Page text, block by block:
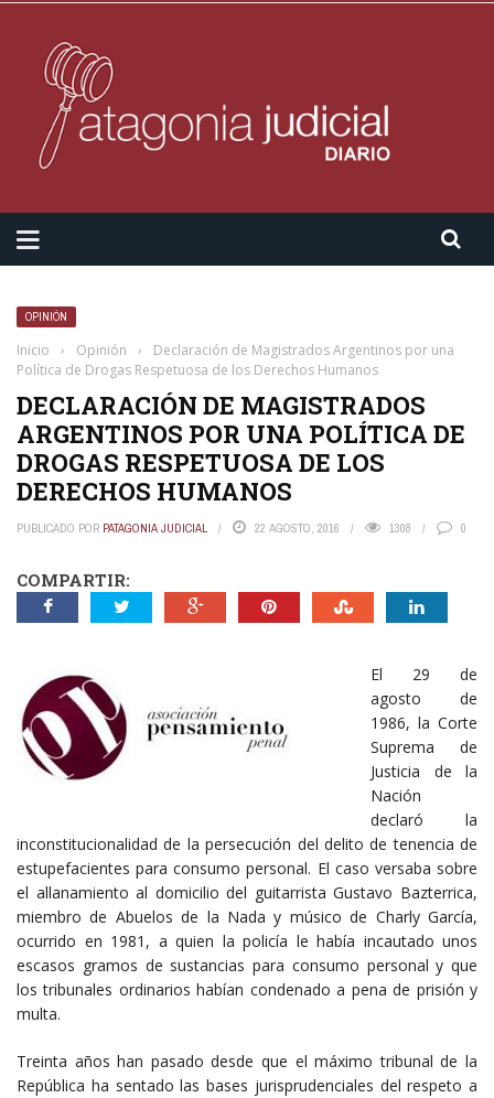
OPINIÓN
Inicio › Opinión ›
Declaración de Magistrados Argentinos por una
Política de Drogas Respetuosa de los Derechos Humanos
DECLARACIÓN DE MAGISTRADOS
ARGENTINOS POR UNA POLÍTICA DE
DROGAS RESPETUOSA DE LOS
DERECHOS HUMANOS
PUBLICADO POR PATAGONIA JUDICIAL 22 AGOSTO, 2016 1308 0
COMPARTIR:
El 29 de
agosto de
1986, la Corte
Suprema de
Justicia de la
Nación
declaró la
inconstitucionalidad de la persecución del delito de tenencia de
estupefacientes para consumo personal. El caso versaba sobre
el allanamiento al domicilio del guitarrista Gustavo Bazterrica,
miembro de Abuelos de la Nada y músico de Charly García,
ocurrido en 1981, a quien la policía le había incautado unos
escasos gramos de sustancias para consumo personal y que
los tribunales ordinarios habían condenado a pena de prisión y
multa.
Treinta años han pasado desde que el máximo tribunal de la
República ha sentado las bases jurisprudenciales del respeto a